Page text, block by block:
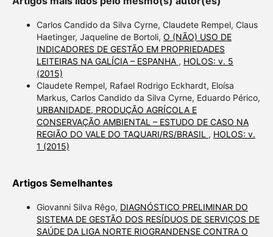
Carlos Candido da Silva Cyrne, Claudete Rempel, Claus
Haetinger, Jaqueline de Bortoli, O (NÃO) USO DE
INDICADORES DE GESTÃO EM PROPRIEDADES
LEITEIRAS NA GALÍCIA – ESPANHA , HOLOS: v. 5
(2015)
Claudete Rempel, Rafael Rodrigo Eckhardt, Eloísa
Markus, Carlos Candido da Silva Cyrne, Eduardo Périco,
URBANIDADE, PRODUÇÃO AGRÍCOLA E
CONSERVAÇÃO AMBIENTAL – ESTUDO DE CASO NA
REGIÃO DO VALE DO TAQUARI/RS/BRASIL , HOLOS: v.
1 (2015)
Artigos Semelhantes
Giovanni Silva Rêgo, DIAGNÓSTICO PRELIMINAR DO
SISTEMA DE GESTÃO DOS RESÍDUOS DE SERVIÇOS DE
SAÚDE DA LIGA NORTE RIOGRANDENSE CONTRA O